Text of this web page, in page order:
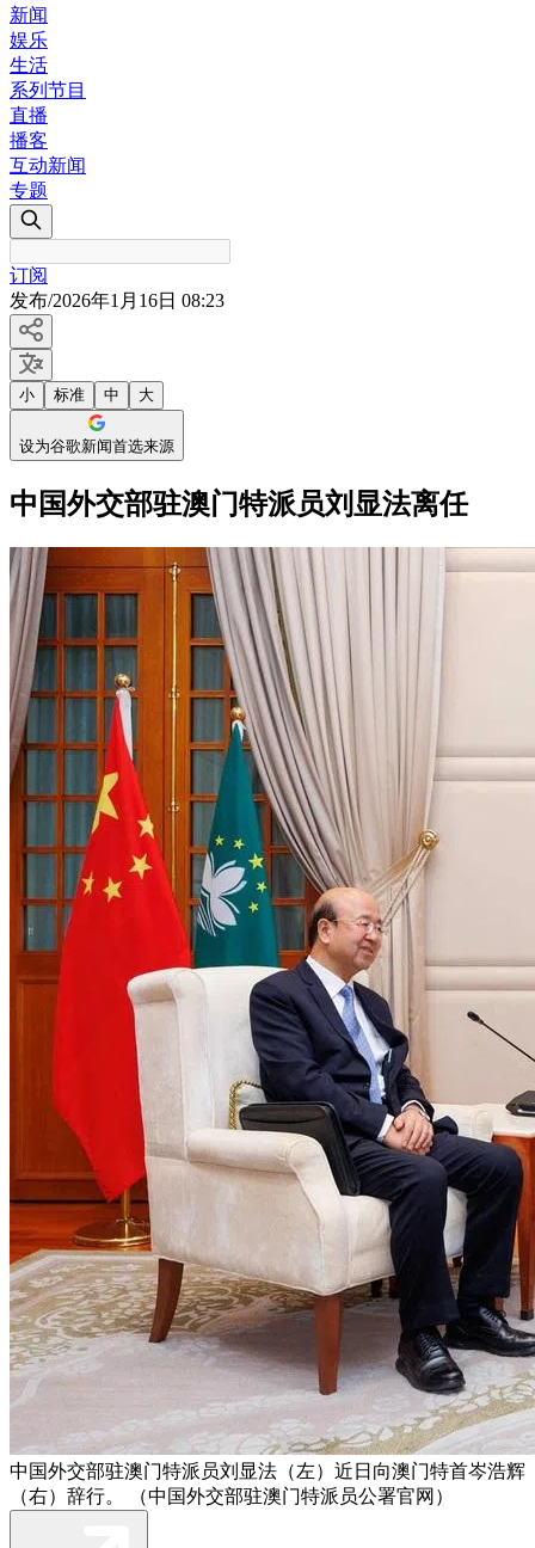
新闻
娱乐
生活
系列节目
直播
播客
互动新闻
专题
订阅
发布/2026年1月16日 08:23
小 标准 中 大
设为谷歌新闻首选来源
中国外交部驻澳门特派员刘显法离任
中国外交部驻澳门特派员刘显法（左）近日向澳门特首岑浩辉
（右）辞行。 （中国外交部驻澳门特派员公署官网）